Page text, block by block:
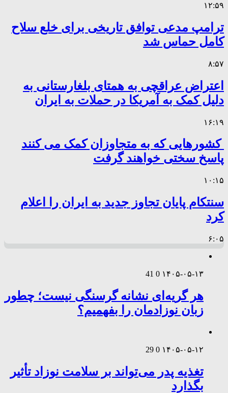
۱۲:۵۹
ترامپ مدعی توافق تاریخی برای خلع سلاح
کامل حماس شد
۸:۵۷
اعتراض عراقچی به همتای بلغارستانی به
دلیل کمک به آمریکا در حملات به ایران
۱۶:۱۹
کشورهایی که به متجاوزان کمک می کنند
پاسخ سختی خواهند گرفت
۱۰:۱۵
سنتکام پایان تجاوز جدید به ایران را اعلام
کرد
۶:۰۵
۱۴۰۵-۰۵-۱۳ 0
41
هر گریه‌ای نشانه گرسنگی نیست؛ چطور
زبان نوزادمان را بفهمیم؟
۱۴۰۵-۰۵-۱۲ 0
29
تغذیه پدر می‌تواند بر سلامت نوزاد تأثیر
بگذارد